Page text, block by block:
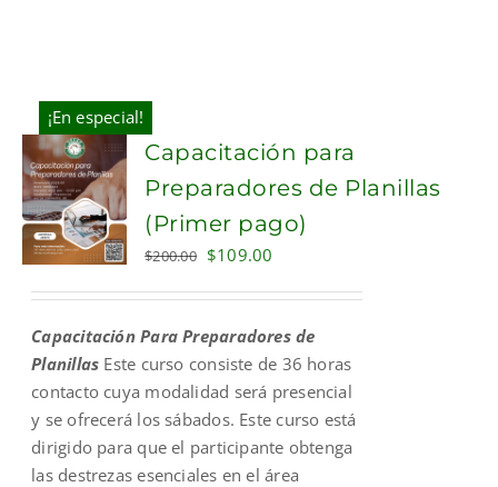
¡En especial!
ADD TO
CART
Capacitación para
Preparadores de Planillas
(Primer pago)
$200.00 Original
$200.00.
$109.00
$109.00.
Capacitación Para Preparadores de
Planillas Este curso consiste de 36 horas
contacto cuya modalidad será presencial
y se ofrecerá los sábados. Este curso está
dirigido para que el participante obtenga
las destrezas esenciales en el área